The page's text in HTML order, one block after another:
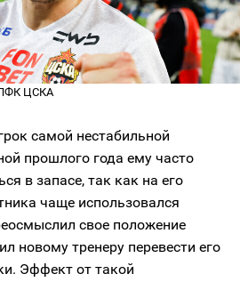
ЦСКА
самой нестабильной
прошлого года ему часто
в запасе, так как на его
чаще использовался
свое положение
новому тренеру перевести его
Эффект от такой